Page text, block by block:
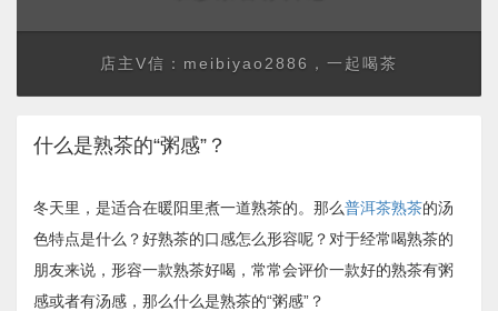
店主V信：meibiyao2886，一起喝茶
什么是熟茶的“粥感”？
冬天里，是适合在暖阳里煮一道熟茶的。那么普洱茶熟茶的汤
色特点是什么？好熟茶的口感怎么形容呢？对于经常喝熟茶的
朋友来说，形容一款熟茶好喝，常常会评价一款好的熟茶有粥
感或者有汤感，那么什么是熟茶的“粥感”？